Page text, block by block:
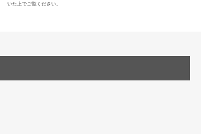
いた上でご覧ください。